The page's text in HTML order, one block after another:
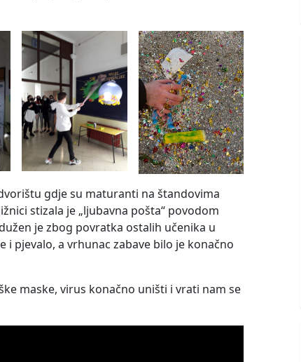
gdje su maturanti na štandovima
stizala je „ljubavna pošta“ povodom
je zbog povratka ostalih učenika u
pjevalo, a vrhunac zabave bilo je konačno
maske, virus konačno uništi i vrati nam se